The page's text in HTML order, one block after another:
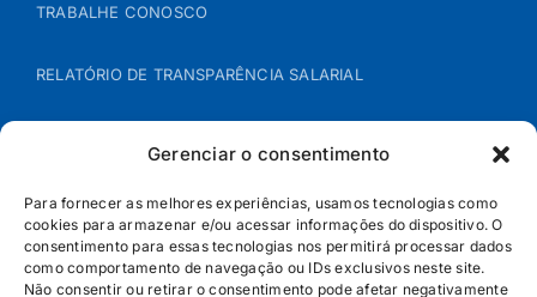
Gerenciar o consentimento
Para fornecer as melhores experiências, usamos tecnologias como
cookies para armazenar e/ou acessar informações do dispositivo. O
consentimento para essas tecnologias nos permitirá processar dados
como comportamento de navegação ou IDs exclusivos neste site.
Não consentir ou retirar o consentimento pode afetar negativamente
TRABALHE CONOSCO
RELATÓRIO DE TRANSPARÊNCIA SALARIAL
POLÍTICA DE COOKIES
POLÍTICA DE PRIVACIDADE